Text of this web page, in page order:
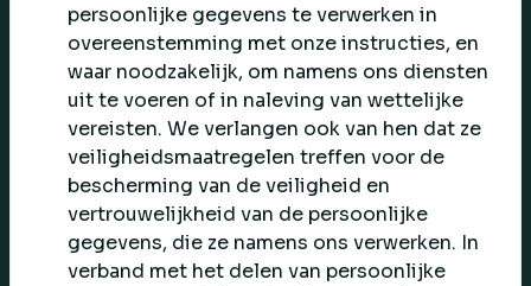
persoonlijke gegevens te verwerken in
overeenstemming met onze instructies, en
waar noodzakelijk, om namens ons diensten
uit te voeren of in naleving van wettelijke
vereisten. We verlangen ook van hen dat ze
veiligheidsmaatregelen treffen voor de
bescherming van de veiligheid en
vertrouwelijkheid van de persoonlijke
gegevens, die ze namens ons verwerken. In
verband met het delen van persoonlijke